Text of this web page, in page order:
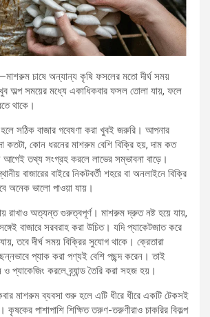
চাষে অন্যান্য কৃষি ফসলের মতো দীর্ঘ সময়
অল্প সময়ের মধ্যে একাধিকবার ফসল তোলা যায়, ফলে
থাকে।
সঠিক বাজার গবেষণা করা খুবই জরুরি। আপনার
কতটা, কোন ধরনের মাশরুম বেশি বিক্রি হয়, দাম কত
আগেই তথ্য সংগ্রহ করলে লাভের সম্ভাবনা বাড়ে।
বাজারের বাইরে নিকটবর্তী শহরে বা অনলাইনে বিক্রি
অনেক ভালো পাওয়া যায়।
রাখাও অত্যন্ত গুরুত্বপূর্ণ। মাশরুম দ্রুত নষ্ট হয়ে যায়,
বাজারে সরবরাহ করা উচিত। যদি প্যাকেটজাত করে
তবে দীর্ঘ সময় বিক্রির সুযোগ থাকে। ক্রেতারা
প্যাক করা পণ্যই বেশি পছন্দ করেন। তাই
ও প্যাকেজিং করলে ব্র্যান্ড তৈরি করা সহজ হয়।
মাশরুম ব্যবসা শুরু হলে এটি ধীরে ধীরে একটি টেকসই
পাশাপাশি শিক্ষিত তরুণ-তরুণীরাও চাকরির বিকল্প